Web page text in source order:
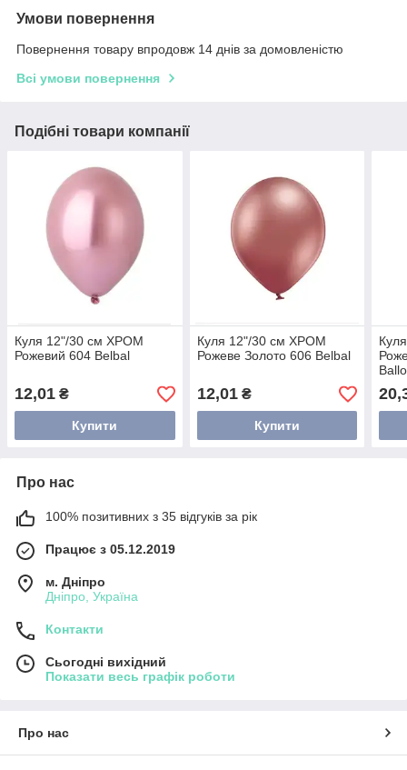
Умови повернення
Повернення товару впродовж 14 днів за домовленістю
Всі умови повернення
Подібні товари компанії
Куля 12"/30 см ХРОМ
Рожевий 604 Belbal
12,01 ₴
Купити
Куля 12"/30 см ХРОМ
Рожеве Золото 606 Belbal
12,01₴
Купити
Про нас
100% позитивних з 35 відгуків за рік
Працює з 05.12.2019
м. Дніпро
Дніпро, Україна
Контакти
Сьогодні вихідний
Показати весь графік роботи
Про нас